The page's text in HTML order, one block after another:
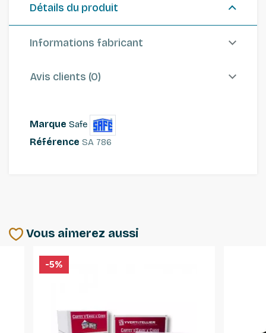
Détails du produit
Informations fabricant
Avis clients (0)
Marque Safe
Référence SA 786
Vous aimerez aussi
-5%